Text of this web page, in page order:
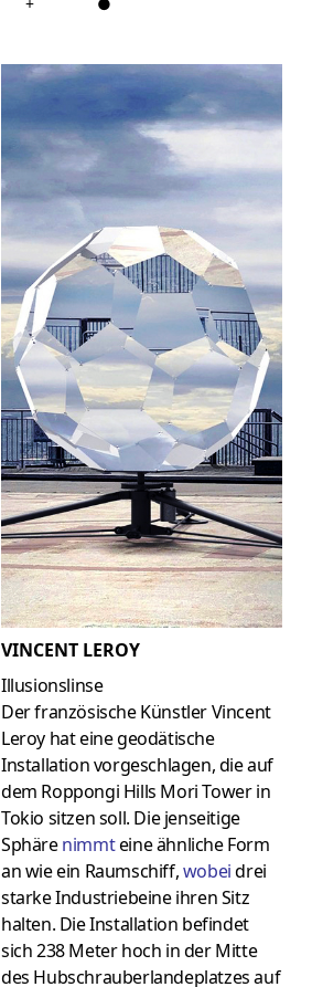
+ ●
VINCENT LEROY
Illusionslinse
Der französische Künstler Vincent
Leroy hat eine geodätische
Installation vorgeschlagen, die auf
dem Roppongi Hills Mori Tower in
Tokio sitzen soll. Die jenseitige
Sphärenimmteine ähnliche Form
an wie ein Raumschiff,wobeidrei
starke Industriebeine ihren Sitz
halten. Die Installation befindet
sich 238 Meter hoch in der Mitte
des Hubschrauberlandeplatzes auf